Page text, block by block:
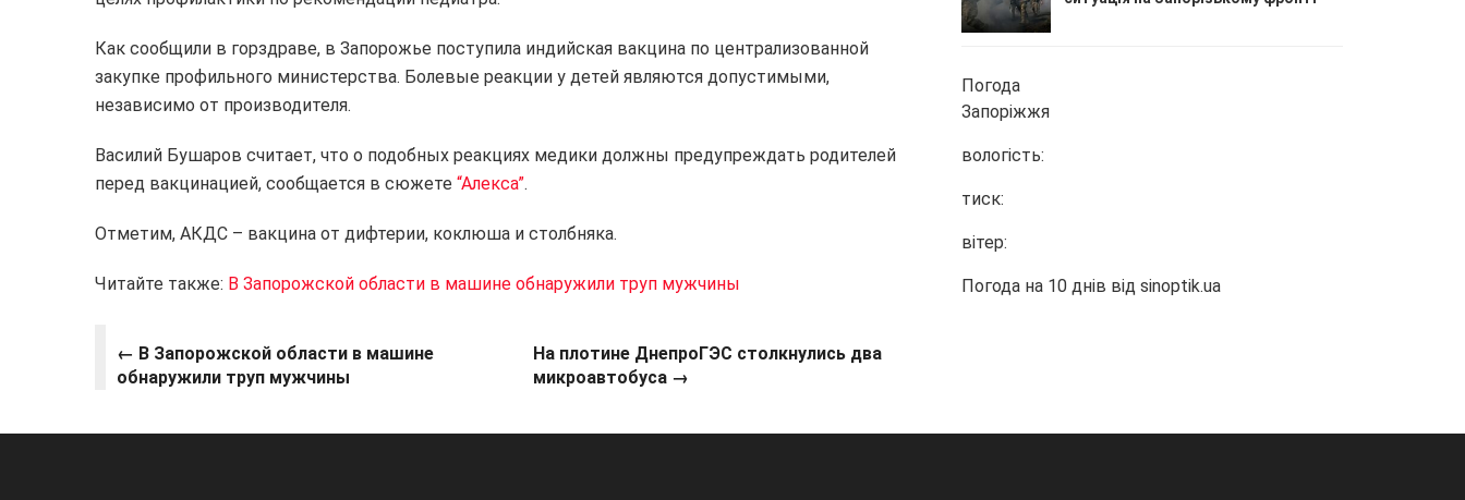
Как сообщили в горздраве, в Запорожье поступила индийская вакцина по централизованной
закупке профильного министерства. Болевые реакции у детей являются допустимыми,
независимо от производителя.
Василий Бушаров считает, что о подобных реакциях медики должны предупреждать родителей
перед вакцинацией, сообщается в сюжете “Алекса”.
Отметим, АКДС – вакцина от дифтерии, коклюша и столбняка.
Читайте также: В Запорожской области в машине обнаружили труп мужчины
← В Запорожской области в машине
обнаружили труп мужчины
На плотине ДнепроГЭС столкнулись два
микроавтобуса →
Погода
Запоріжжя
вологість:
тиск:
вітер:
Погода на 10 днів від sinoptik.ua